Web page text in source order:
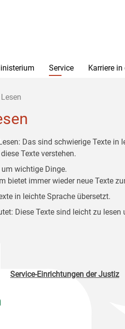
Service Karriere
Das sind schwierige Texte in
Texte verstehen.
wichtige Dinge.
bietet immer wieder neue Texte
in leichte Sprache übersetzt.
Diese Texte sind leicht zu lesen
Service-Einrichtungen der Justiz